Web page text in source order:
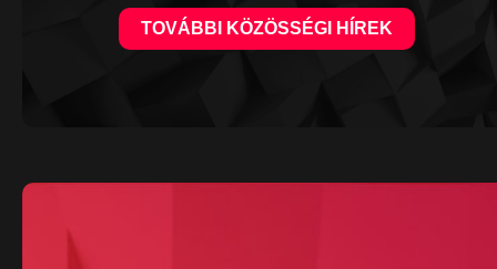
TOVÁBBI KÖZÖSSÉGI HÍREK